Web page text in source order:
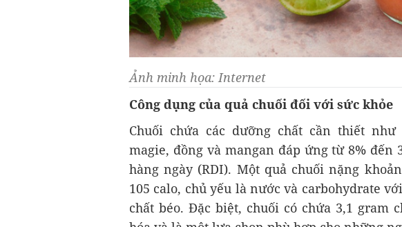
Ảnh minh họa: Internet
Công dụng của quả chuối đối với sức khỏe
Chuối chứa các dưỡng chất cần thiết
magie, đồng và mangan đáp ứng từ 8% đến
hàng ngày (RDI). Một quả chuối nặng
105 calo, chủ yếu là nước và carbohydrate
chất béo. Đặc biệt, chuối có chứa 3,1 gram